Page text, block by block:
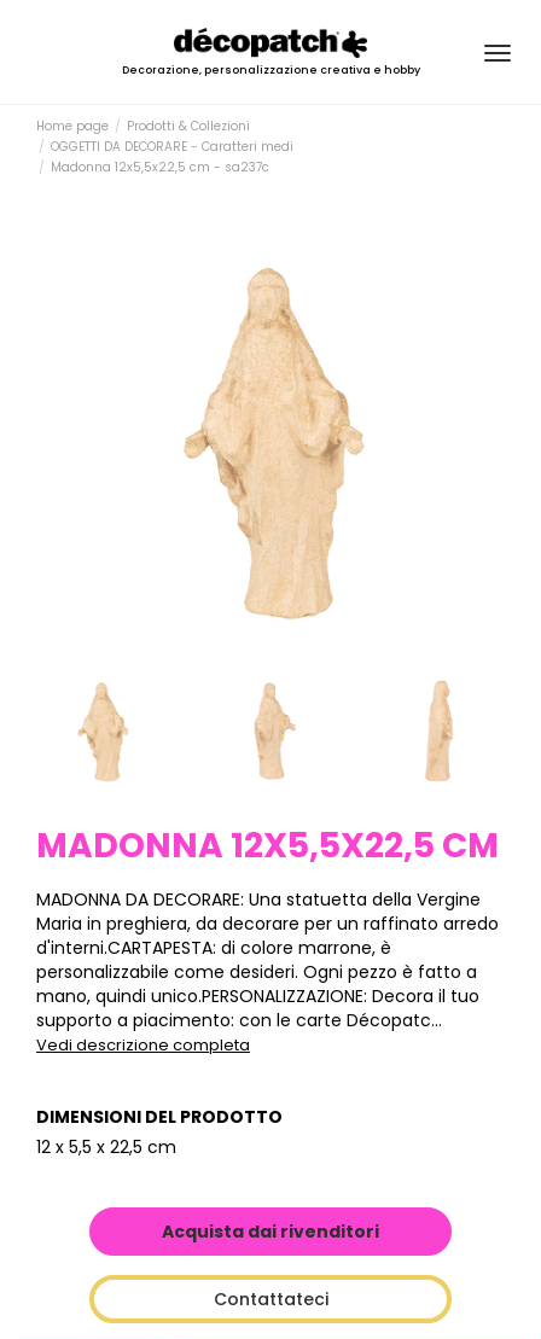
Decorazione, personalizzazione creativa e hobby
Home page
Prodotti & Collezioni
OGGETTI DA DECORARE - Caratteri medi
Madonna 12x5,5x22,5 cm - sa237c
MADONNA 12X5,5X22,5 CM
MADONNA DA DECORARE: Una statuetta della Vergine
Maria in preghiera, da decorare per un raffinato arredo
d'interni.CARTAPESTA: di colore marrone, è
personalizzabile come desideri. Ogni pezzo è fatto a
mano, quindi unico.PERSONALIZZAZIONE: Decora il tuo
supporto a piacimento: con le carte Décopatc...
Vedi descrizione completa
DIMENSIONI DEL PRODOTTO
12 x 5,5 x 22,5 cm
Acquista dai rivenditori
Contattateci